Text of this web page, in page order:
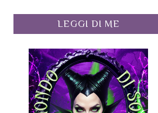
LEGGI DI ME